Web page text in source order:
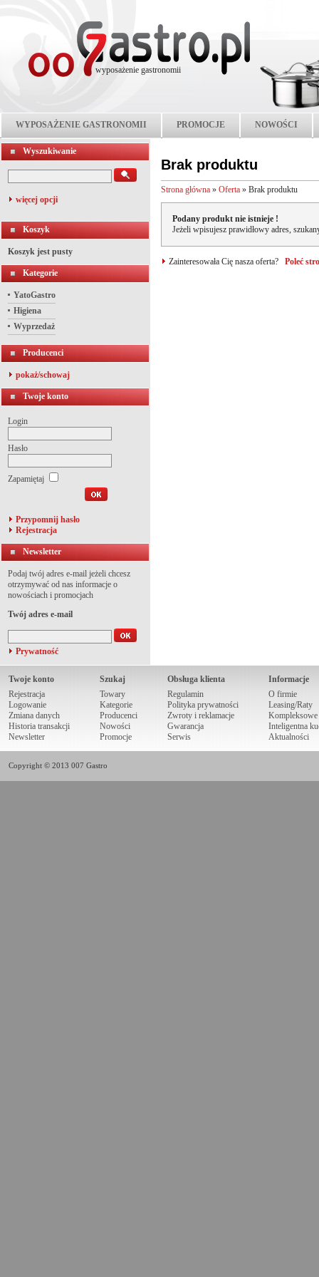
wyposażenie gastronomii
WYPOSAŻENIE GASTRONOMII PROMOCJE NOWOŚCI
Wyszukiwanie
więcej opcji
Koszyk
Koszyk jest pusty
Kategorie
YatoGastro
Higiena
Wyprzedaż
Producenci
pokaż/schowaj
Twoje konto
Login
Hasło
Zapamiętaj
Przypomnij hasło
Rejestracja
Newsletter
Podaj twój adres e-mail jeżeli chcesz
otrzymywać od nas informacje o
nowościach i promocjach
Twój adres e-mail
Prywatność
Brak produktu
Strona główna » Oferta » Brak produktu
Podany produkt nie istnieje !
Jeżeli wpisujesz prawidłowy adres,
Zainteresowała Cię nasza oferta? Poleć
Twoje konto
Rejestracja
Logowanie
Zmiana danych
Historia transakcji
Newsletter
Szukaj
Towary
Kategorie
Producenci
Nowości
Promocje
Obsługa klienta
Regulamin
Polityka prywatności
Zwroty i reklamacje
Gwarancja
Serwis
Informacje
O firmie
Leasing/Raty
Kompleksowe
Inteligentna
Aktualności
Copyright © 2013 007 Gastro